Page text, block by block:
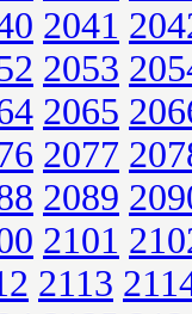
2041
2053
2065
2077
2089
2101
2113